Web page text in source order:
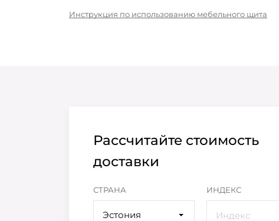
Инструкция по использованию мебельного щита
Рассчитайте стоимость
доставки
СТРАНА
Эстония
ИНДЕКС